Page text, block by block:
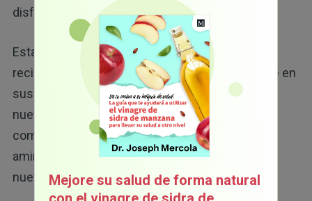
disfuncionales.
Estas proteínas y orgánulos desgastados son
reciclados por el lisosoma, que los descompone en
sus componentes básicos para liberarlos
nuevamente dentro de la célula. Estos
componentes se pueden utilizar para producir
aminoácidos capaces de reconstruir proteínas
nuevas.Mejore su salud de forma natural